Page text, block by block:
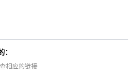
：
相应的链接